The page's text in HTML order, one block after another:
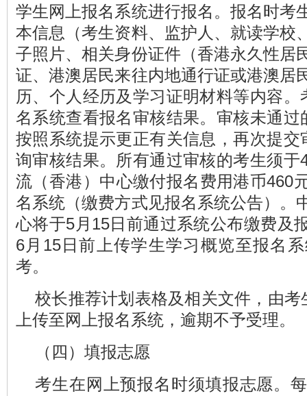
学生网上报名系统进行报名。报名时考
本信息（考生资料、监护人、就读学校
子照片、相关身份证件（香港永久性居
证、港澳居民来往内地通行证或港澳居
历、个人经历及学习证明材料等内容
名系统查看报名审核结果。审核未通过
按照系统提示更正有关信息，再次提交
询审核结果。所有通过审核的考生须于
流（香港）中心缴付报名费用港币460
名系统（缴费方式见报名系统公告）。
心将于5月15日前通过系统公布缴费及
6月15日前上传学生学习概览至报名
考。
校长推荐计划表格及相关文件，由
上传至网上报名系统，逾期不予受理。
（四）填报志愿
考生在网上预报名时须填报志愿。